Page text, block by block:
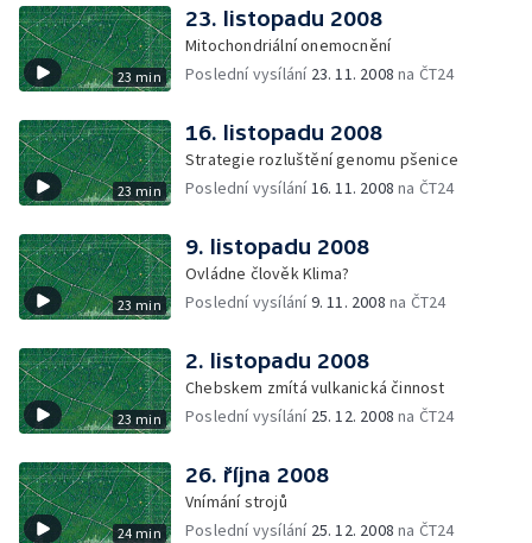
23 min
23. listopadu 2008
Mitochondriální onemocnění
Poslední vysílání 23. 11. 2008 na ČT24
23 min
16. listopadu 2008
Strategie rozluštění genomu pšenice
Poslední vysílání16. 11. 2008 na ČT24
23 min
9. listopadu 2008
Ovládne člověk Klima?
Poslední vysílání9. 11. 2008 na ČT24
23 min
2. listopadu 2008
Chebskem zmítá vulkanická činnost
Poslední vysílání 25. 12. 2008 na ČT24
24 min
26. října 2008
Vnímání strojů
Poslední vysílání 25. 12. 2008 na ČT24